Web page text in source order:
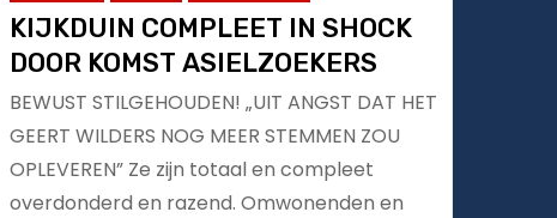
KIJKDUIN COMPLEET IN SHOCK
DOOR KOMST ASIELZOEKERS
BEWUST STILGEHOUDEN! „UIT ANGST DAT HET
GEERT WILDERS NOG MEER STEMMEN ZOU
OPLEVEREN” Ze zijn totaal en compleet
overdonderd en razend. Omwonenden en